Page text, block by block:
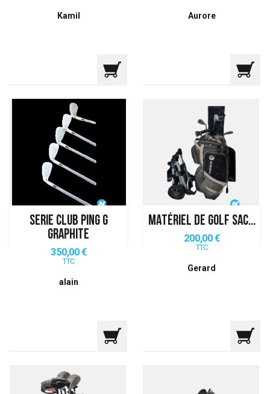
Kamil Aurore
SERIE CLUB PING G
GRAPHITE
Prix
350,00 €
TTC
alain
MATÉRIEL DE GOLF SAC...
Prix
200,00 €
TTC
Gerard